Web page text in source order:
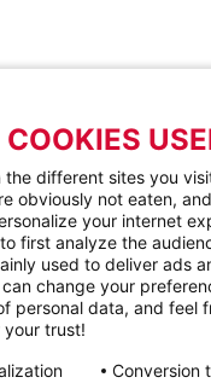
different sites you
obviously not eaten,
your internet
first analyze the
used to deliver ads
change your
personal data, and feel
trust!
Conversion